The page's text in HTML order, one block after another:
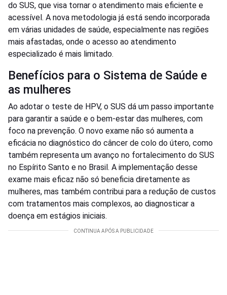
do SUS, que visa tornar o atendimento mais eficiente e
acessível. A nova metodologia já está sendo incorporada
em várias unidades de saúde, especialmente nas regiões
mais afastadas, onde o acesso ao atendimento
especializado é mais limitado.
Benefícios para o Sistema de Saúde e
as mulheres
Ao adotar o teste de HPV, o SUS dá um passo importante
para garantir a saúde e o bem-estar das mulheres, com
foco na prevenção. O novo exame não só aumenta a
eficácia no diagnóstico do câncer de colo do útero, como
também representa um avanço no fortalecimento do SUS
no Espírito Santo e no Brasil. A implementação desse
exame mais eficaz não só beneficia diretamente as
mulheres, mas também contribui para a redução de custos
com tratamentos mais complexos, ao diagnosticar a
doença em estágios iniciais.